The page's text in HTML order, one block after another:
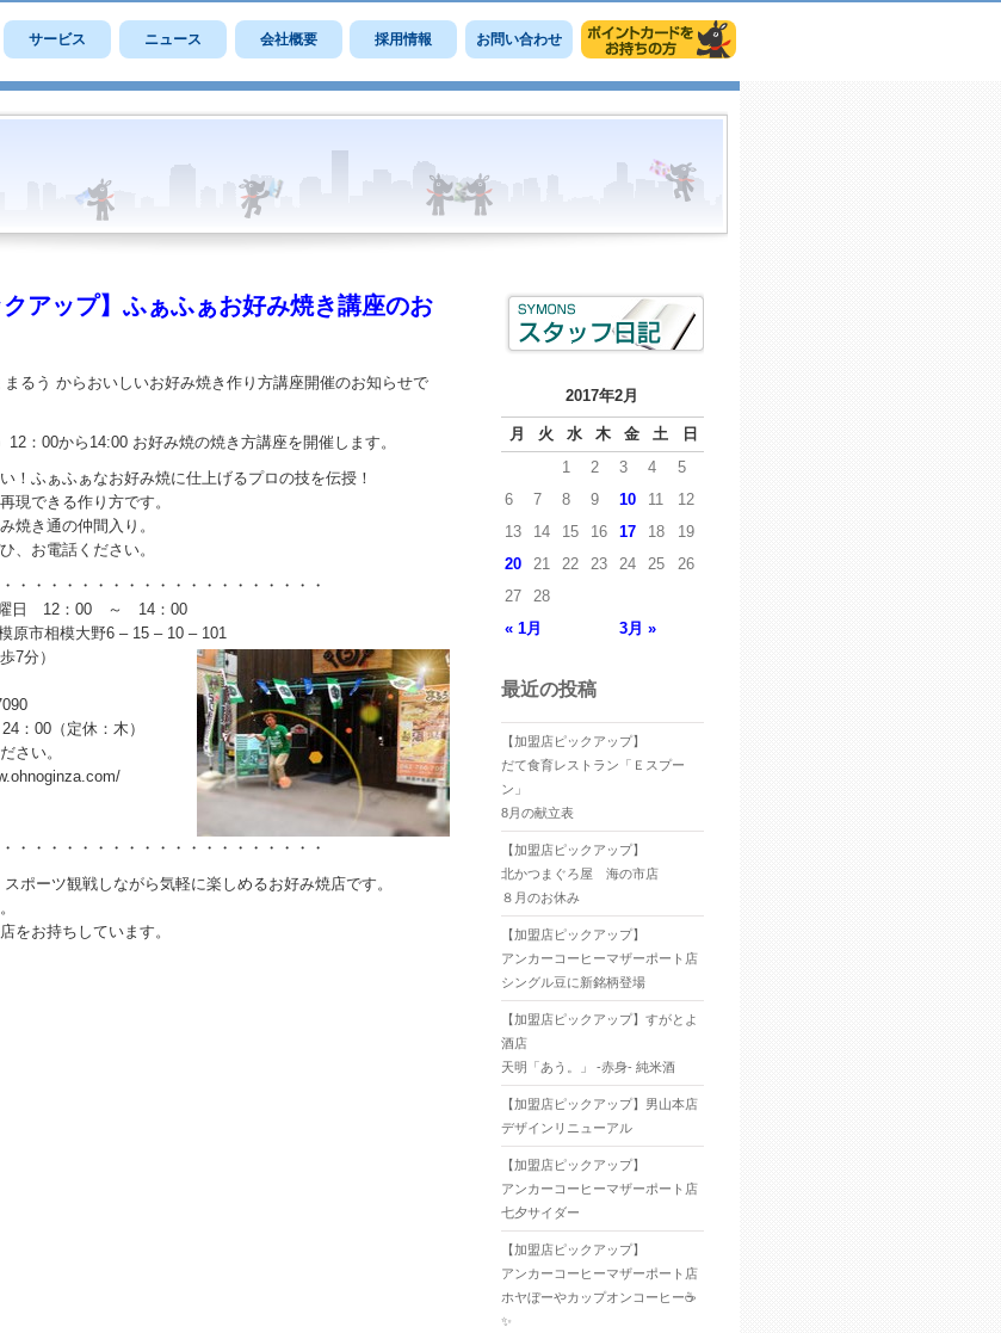
サービス ニュース 会社概要 採用情報 お問い合わせ
クアップ】ふぁふぁお好み焼き講座のお
るう からおいしいお好み焼き作り方講座開催のお知らせで
12：00から14:00 お好み焼の焼き方講座を開催します。
！ふぁふぁなお好み焼に仕上げるプロの技を伝授！
現できる作り方です。
焼き通の仲間入り。
、お電話ください。
・・・・・・・・・・・・・・・・・・・・
日 12：00 ～ 14：00
市相模大野6 – 15 – 10 – 101
7分）
00（定休：木）
さい。
・・・・・・・・・・・・・・・・・・・・
ポーツ観戦しながら気軽に楽しめるお好み焼店です。
をお持ちしています。
2017年2月
月 火 水 木 金 土 日
« 1月 3月 »
1 2 3 4
5
6
7 8 9 10 11
12
13
14 15 16 17 18
19
20
21 22 23 24 25
26
27
28
最近の投稿
【加盟店ピックアップ】
だて食育レストラン「Ｅスプー
ン」
8月の献立表
【加盟店ピックアップ】
北かつまぐろ屋 海の市店
８月のお休み
【加盟店ピックアップ】
アンカーコーヒーマザーポート店
シングル豆に新銘柄登場
【加盟店ピックアップ】すがとよ
酒店
天明「あう。」 -赤身- 純米酒
【加盟店ピックアップ】男山本店
デザインリニューアル
【加盟店ピックアップ】
アンカーコーヒーマザーポート店
七夕サイダー
【加盟店ピックアップ】
アンカーコーヒーマザーポート店
ホヤぼーやカップオンコーヒー☕
✨